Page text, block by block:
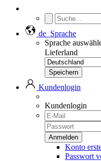
de Sprache
Sprache
Lieferland
Kundenlogin
Kundenlogin
Konto
Passwort